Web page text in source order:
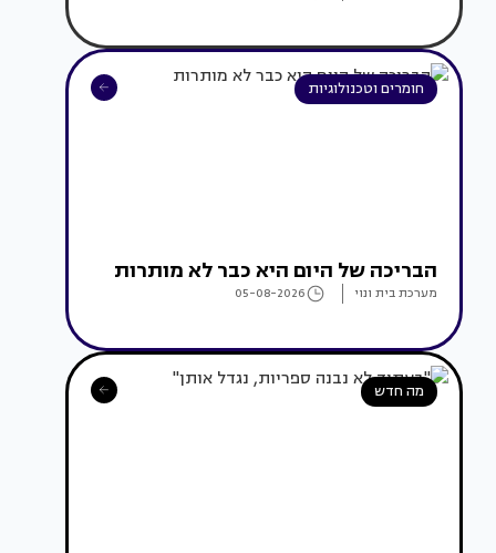
חומרים וטכנולוגיות
הבריכה של היום היא כבר לא מותרות
מערכת בית ונוי 05-08-2026
מה חדש